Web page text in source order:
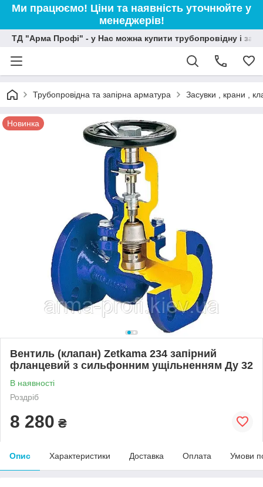
Ми працюємо! Ціни та наявність уточнюйте у
менеджерів!
ТД "Арма Профі" - у Нас можна купити трубопровідну і
Трубопровідна та запірна арматура Засувки , крани ,
Новинка
Вентиль (клапан) Zetkama 234 запірний
фланцевий з сильфонним ущільненням Ду 32
В наявності
Роздріб
8 280 ₴
Опис Характеристики Доставка Оплата Умови